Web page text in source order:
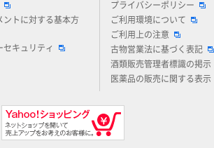
ントに対する基本方
セキュリティ
プライバシーポリシー
ご利用環境について
ご利用上の注意
古物営業法に基づく表記
酒類販売管理者標識の掲示
医薬品の販売に関する表示